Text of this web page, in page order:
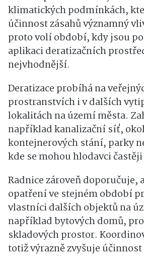
klimatických podmínkách,
účinnost zásahů významný
proto volí období, kdy jsou
aplikaci deratizačních
nejvhodnější.
Deratizace probíhá na
prostranstvích i v dalších
lokalitách na území města.
například kanalizační síť,
kontejnerových stání, parky
kde se mohou hlodavci
Radnice zároveň doporučuje,
opatření ve stejném období
vlastníci dalších objektů na
například bytových domů,
skladových prostor.
totiž výrazně zvyšuje